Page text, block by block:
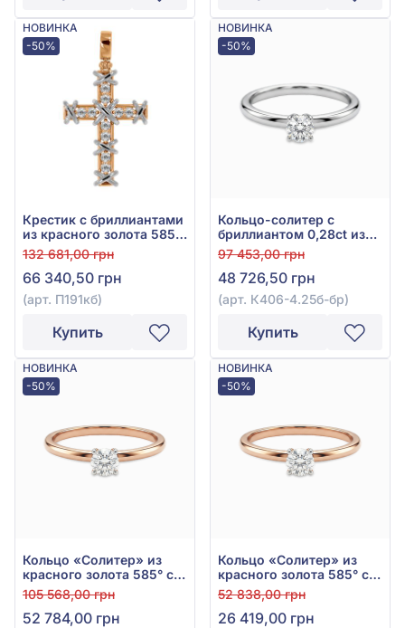
НОВИНКА
-50%
Крестик с бриллиантами
из красного золота 585°,
Бриллиант 0,34ct, арт.
П191кб
132 681,00 грн
66 340,50 грн
(арт. П191кб)
Купить
НОВИНКА
-50%
Кольцо-солитер с
бриллиантом 0,28ct из
белого золота 585°, арт.
К406-4.25б-бр
97 453,00 грн
48 726,50 грн
(арт. К406-4.25б-бр)
Купить
НОВИНКА
-50%
Кольцо «Солитер» из
красного золота 585° с
бриллиантом 0,3ct, арт.
К406-4.25-бр
105 568,00 грн
52 784,00 грн
НОВИНКА
-50%
Кольцо «Солитер» из
красного золота 585° с
бриллиантом 0,14ct, арт.
К406-3.50-бр
52 838,00 грн
26 419,00 грн